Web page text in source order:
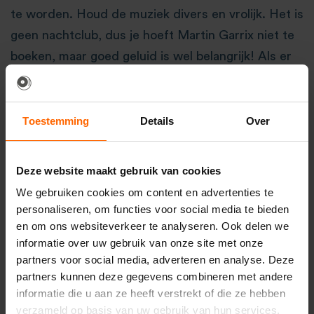
Toestemming Details Over
Deze website maakt gebruik van cookies
We gebruiken cookies om content en advertenties te
personaliseren, om functies voor social media te bieden
en om ons websiteverkeer te analyseren. Ook delen we
informatie over uw gebruik van onze site met onze
partners voor social media, adverteren en analyse. Deze
partners kunnen deze gegevens combineren met andere
informatie die u aan ze heeft verstrekt of die ze hebben
verzameld op basis van uw gebruik van hun services.
te worden. Houd de muziek divers en vrolijk. Het is
geen nachtclub, dus je hoeft Martin Garrix niet te
boeken, maar goed geluid is wel belangrijk! Als er
geen fatsoenlijke
Spotify en laat deze lopen. Als mensen verzoekjes
hebben, kunnen die gemakkelijk worden
persoon alleen van Jan Smit en de 3J’s houdt.
De kerstman is niets zonder zijn elven en zo ben jij
niets zonder je collega’s. Wees vooral niet verlegen
en vraag ze om te helpen. Zij zijn hier vast en zeker